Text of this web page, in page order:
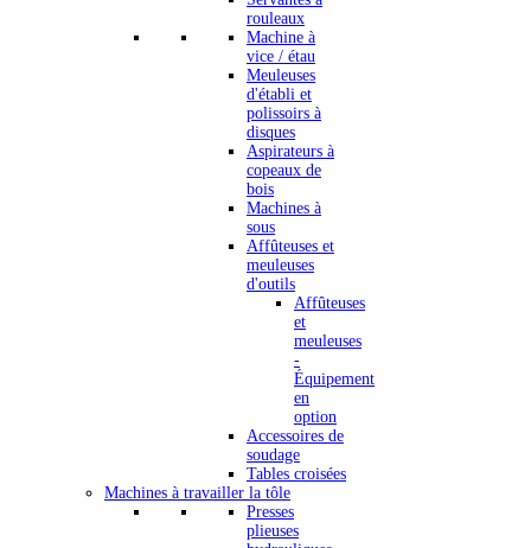
rouleaux
Machine à
vice / étau
Meuleuses
d'établi et
polissoirs à
disques
Aspirateurs à
copeaux de
bois
Machines à
sous
Affûteuses et
meuleuses
d'outils
Affûteuses
et
meuleuses
-
Équipement
en
option
Accessoires de
soudage
Tables croisées
Machines à travailler la tôle
Presses
plieuses